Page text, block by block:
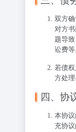
双方
对方
题导
讼费等
若债
方处
四、协
本协
充协